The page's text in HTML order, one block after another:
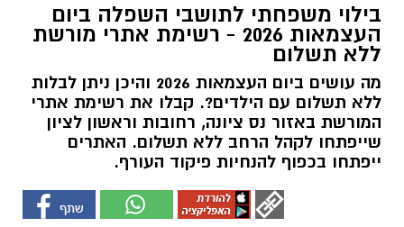
בילוי משפחתי לתושבי השפלה ביום
העצמאות 2026 - רשימת אתרי מורשת
ללא תשלום
מה עושים ביום העצמאות 2026 והיכן ניתן לבלות
ללא תשלום עם הילדים?. קבלו את רשימת אתרי
המורשת באזור נס ציונה, רחובות וראשון לציון
שייפתחו לקהל הרחב ללא תשלום. האתרים
ייפתחו בכפוף להנחיות פיקוד העורף.